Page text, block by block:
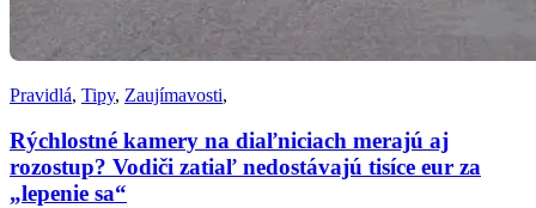
Pravidlá, Tipy, Zaujímavosti,
Rýchlostné kamery na diaľniciach merajú aj
rozostup? Vodiči zatiaľ nedostávajú tisíce eur za
„lepenie sa“